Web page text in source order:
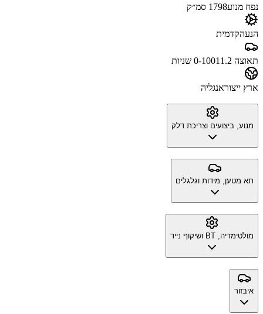
נפח מנוע1798 סמ״ק
הנעהקדמית
תאוצה 0-100 11.2 שניות
ארץ ייצוראנגליה
מנוע, ביצועים וצריכת דלק
תא מטען, מידות וגלגלים
מולטימדיה, BT ושיקוף נייד
איבזור